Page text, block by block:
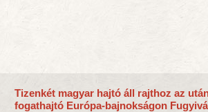
Tizenkét magyar hajtó áll rajthoz az
fogathajtó Európa-bajnokságon